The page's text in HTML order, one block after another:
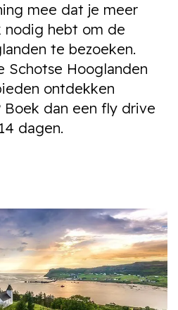
mee dat je meer
nodig hebt om de
te bezoeken.
Schotse Hooglanden
ontdekken
Boek dan een fly drive
dagen.